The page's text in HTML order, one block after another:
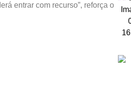
entrar com recurso”, reforça o